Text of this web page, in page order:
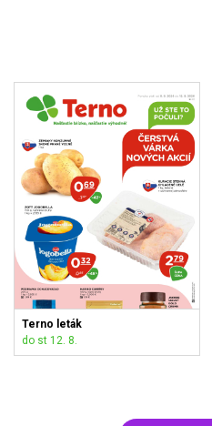
Terno leták
do st 12. 8.